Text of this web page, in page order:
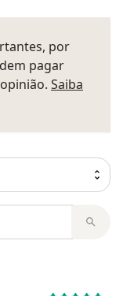
por
pagar
Saiba